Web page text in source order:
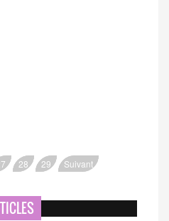
28 29 Suivant